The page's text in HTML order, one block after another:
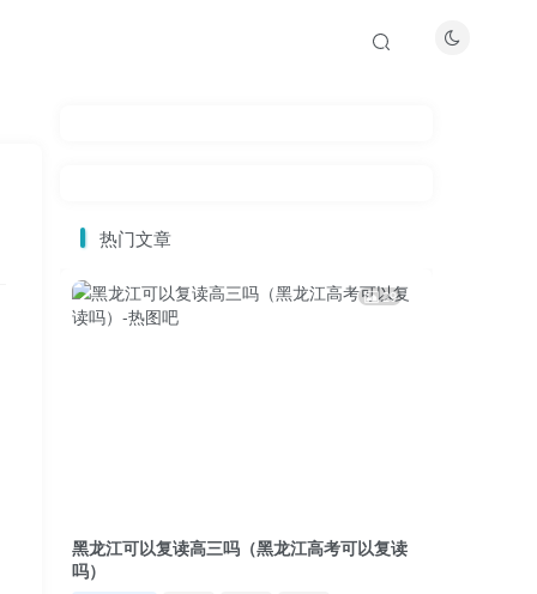
热门文章
29
黑龙江可以复读高三吗（黑龙江高考可以复读
吗）